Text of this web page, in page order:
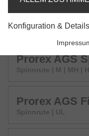
Prorex AGS
Spinnrute | M | MH | H
Prorex AGS
Spinnrute | UL
Konfiguration & Details